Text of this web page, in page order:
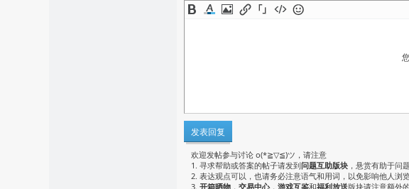
发表回复
欢迎发帖参与讨论 o(*≧▽≦)ツ，请注意
1. 寻求帮助或答案的帖子请发到问题互助版块 ，悬赏有助于问
2. 表达观点可以，也请务必注意语气和用词，以免影响他人浏
3. 开箱晒物 ， 交易中心， 游戏互鉴和福利放送版块请注意额外